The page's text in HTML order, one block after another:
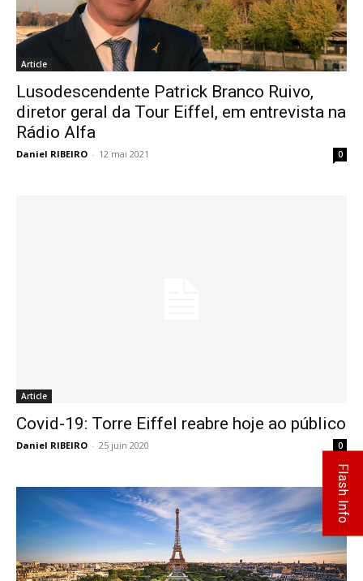
Article
Lusodescendente Patrick Branco Ruivo,
diretor geral da Tour Eiffel, em entrevista na
Rádio Alfa
Daniel RIBEIRO - 12 mai 2021 0
Article
Covid-19: Torre Eiffel reabre hoje ao público
Daniel RIBEIRO - 25 juin 2020 0
Flash Info